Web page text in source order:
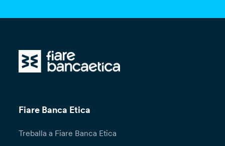
Fiare Banca Etica
Treballa a Fiare Banca Etica